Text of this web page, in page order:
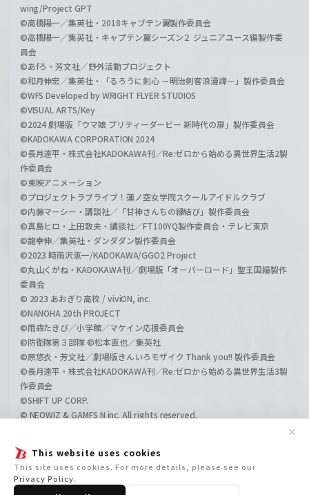
This website uses cookies
This site uses cookies. For more details, please see our
Privacy Policy.
✕
wing/Project GPT
©高橋陽一／集英社・2018キャプテン翼製作委員会
©高橋陽一／集英社・キャプテン翼シーズン２ ジュニアユース編製作委
員会
©あfろ・芳文社／野外活動プロジェクト
©和月伸宏／集英社・「るろうに剣心 －明治剣客浪漫譚－」製作委員会
©WFS Developed by WRIGHT FLYER STUDIOS
©VISUAL ARTS/Key
©2024 劇場版「ウマ娘 プリティーダービー 新時代の扉」製作委員会
©KADOKAWA CORPORATION 2024
©長月達平・株式会社KADOKAWA刊／Re:ゼロから始める異世界生活2製
作委員会
©東映アニメーション
©プロジェクトラブライブ！蓮ノ空女学院スクールアイドルクラブ
©内藤マーシー・講談社／「甘神さんちの縁結び」製作委員会
©真島ヒロ・上田敦夫・講談社／FT100YQ製作委員会・テレビ東京
©龍幸伸／集英社・ダンダダン製作委員会
©2023 時雨沢恵一/KADOKAWA/GGO2 Project
©丸山くがね・KADOKAWA刊／劇場版「オーバーロード」聖王国編製作
委員会
© 2023 あおぎり高校 / viviON, inc.
©NANOHA 20th PROJECT
©雨森たきび／小学館／マケイン応援委員会
©防衛隊第３部隊 ©松本直也／集英社
©原悠衣・芳文社／劇場版きんいろモザイク Thank you!! 製作委員会
©長月達平・株式会社KADOKAWA刊／Re:ゼロから始める異世界生活3製
作委員会
©SHIFT UP CORP.
© NEOWIZ & GAMFS N inc. All rights reserved.
©GIRLS und PANZER Film Projekt
©GIRLS und PANZER Finale Projekt